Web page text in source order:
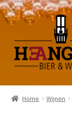
Ga
naar
navigatie
Ga
de
inhoud
Home Wijnen